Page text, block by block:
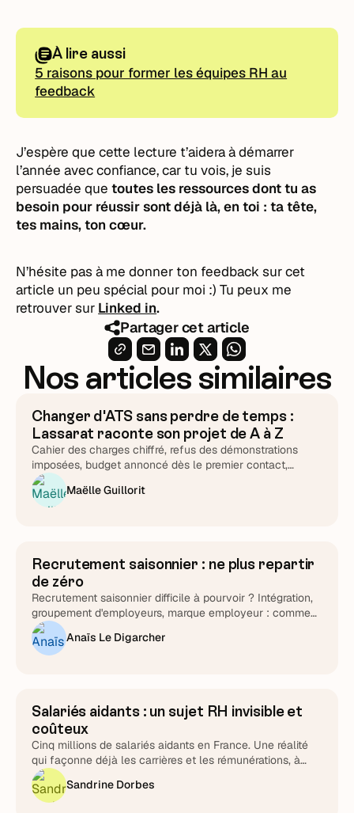
Partager cet article
À lire aussi
5 raisons pour former les équipes RH au
feedback
J’espère que cette lecture t’aidera à démarrer
l’année avec confiance, car tu vois, je suis
persuadée quetoutes les ressources dont tu as
besoin pour réussir sont déjà là, en toi : ta tête,
tes mains, ton cœur.
N’hésite pas à me donner ton feedback sur cet
article un peu spécial pour moi :) Tu peux me
retrouver sur Linked in.
Nos articles similaires
ATS & Outils
Changer d'ATS sans perdre de temps :
Lassarat raconte son projet de A à Z
Cahier des charges chiffré, refus des démonstrations
imposées, budget annoncé dès le premier contact,
support testé chronomètre en main : Lucie Treussart
détaille chaque arbitrage. Une méthode reproductible,
quel que soit l'éditeur que vous choisirez au final.
Maëlle Guillorit
Attirer et cibler
Recrutement saisonnier : ne plus repartir
de zéro
Recrutement saisonnier difficile à pourvoir ? Intégration,
groupement d'employeurs, marque employeur : comment
transformer le cycle en fidélisation durable.
Anaïs Le Digarcher
Stratégie RH
Salariés aidants : un sujet RH invisible et
coûteux
Cinq millions de salariés aidants en France. Une réalité
qui façonne déjà les carrières et les rémunérations, à
piloter plutôt qu'à subir.
Sandrine Dorbes